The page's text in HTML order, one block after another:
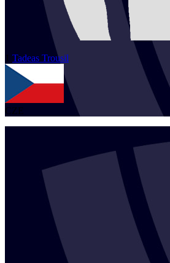
1 Tadeas Trousil
CZE